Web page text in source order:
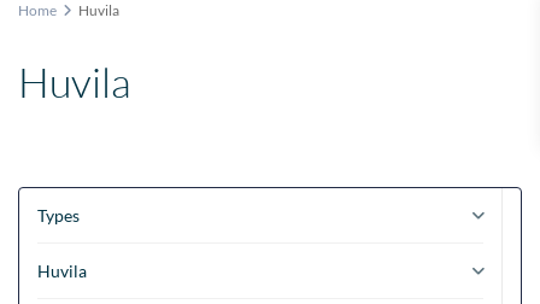
Home Huvila
Huvila
Types
Huvila